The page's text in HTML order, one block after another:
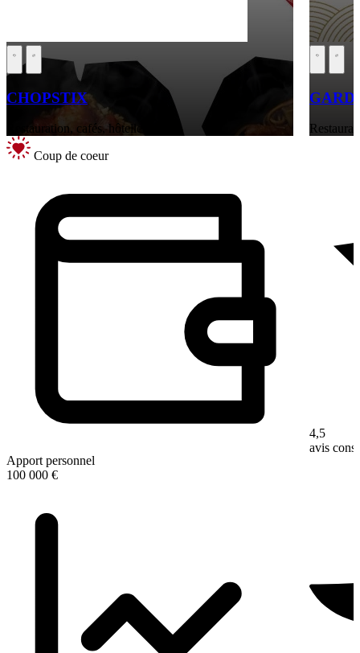
CHOPSTIX
Restauration, cafés, hôtellerie
Coup de coeur
Apport personnel
100 000 €
4,5
avis